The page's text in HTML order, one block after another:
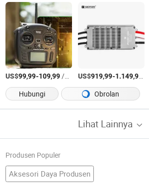
US$99,99-109,99/Bagian US$919,99-1.149,99 /
Hubungi
Obrolan
Lihat Lainnya
Produsen Populer
Aksesori Daya Produsen